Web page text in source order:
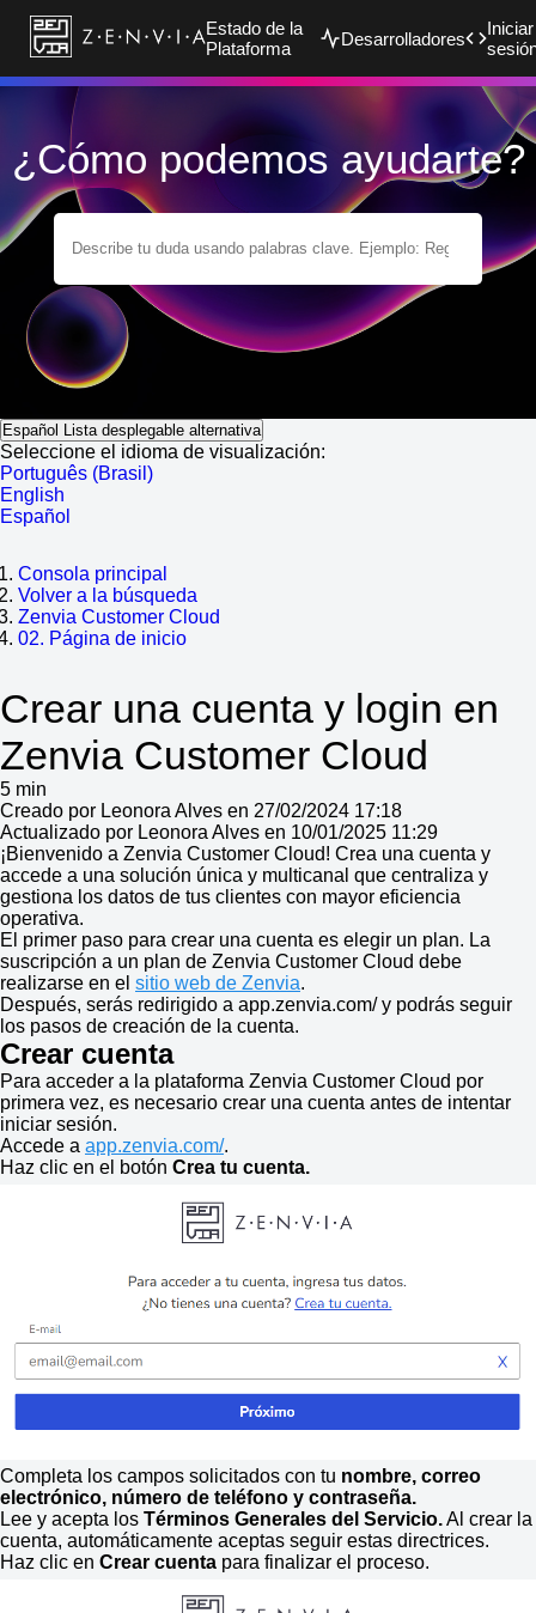
Estado de la
Plataforma
Desarrolladores
Iniciar
¿Cómo podemos ayudarte?
Español Lista desplegable alternativa
Seleccione el idioma de visualización:
Português (Brasil)
English
Español
Consola principal
Volver a la búsqueda
Zenvia Customer Cloud
02. Página de inicio
Crear una cuenta y login en
Zenvia Customer Cloud
5 min
Creado por Leonora Alves en 27/02/2024 17:18
Actualizado por Leonora Alves en 10/01/2025 11:29
¡Bienvenido a Zenvia Customer Cloud! Crea una cuenta y
accede a una solución única y multicanal que centraliza y
gestiona los datos de tus clientes con mayor eficiencia
operativa.
El primer paso para crear una cuenta es elegir un plan. La
suscripción a un plan de Zenvia Customer Cloud debe
realizarse en el sitio web de Zenvia.
Después, serás redirigido a app.zenvia.com/ y podrás seguir
los pasos de creación de la cuenta.
Crear cuenta
Para acceder a la plataforma Zenvia Customer Cloud por
primera vez, es necesario crear una cuenta antes de intentar
iniciar sesión.
Accede a app.zenvia.com/.
Haz clic en el botón Crea tu cuenta.
Completa los campos solicitados con tu nombre, correo
electrónico, número de teléfono y contraseña.
Lee y acepta los Términos Generales del Servicio.Al crear la
cuenta, automáticamente aceptas seguir estas directrices.
Haz clic en Crear cuenta para finalizar el proceso.